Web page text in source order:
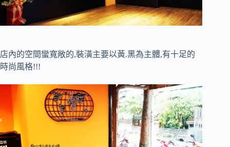
店內的空間蠻寬敞的,裝潢主要以黃.黑為主體,有十足的
時尚風格!!!